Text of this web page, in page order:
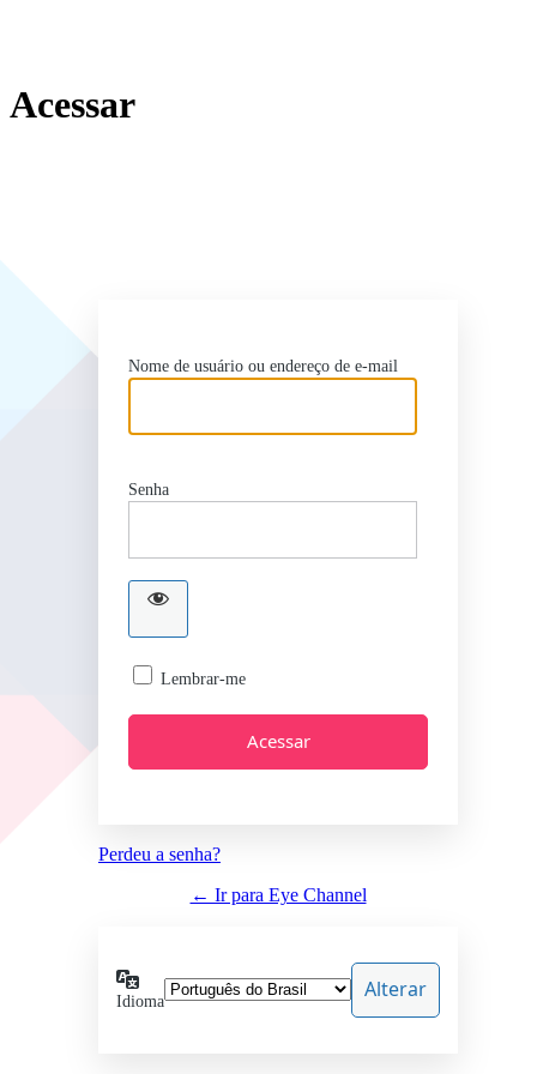
Acessar
Nome de usuário ou endereço de e-mail
Senha
Lembrar-me
Perdeu a senha?
← Ir para Eye Channel
Idioma